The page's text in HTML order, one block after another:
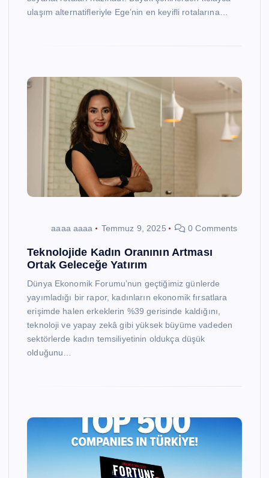
ulaşım alternatifleriyle Ege’nin en keyifli rotalarına…
aaaa aaaa Temmuz 9, 2025 0 Comments
Teknolojide Kadın Oranının Artması
Ortak Geleceğe Yatırım
Dünya Ekonomik Forumu’nun geçtiğimiz günlerde
yayımladığı bir rapor, kadınların ekonomik fırsatlara
erişimde halen erkeklerin %39 gerisinde kaldığını,
teknoloji ve yapay zekâ gibi yüksek büyüme vadeden
sektörlerde kadın temsiliyetinin oldukça düşük
olduğunu…